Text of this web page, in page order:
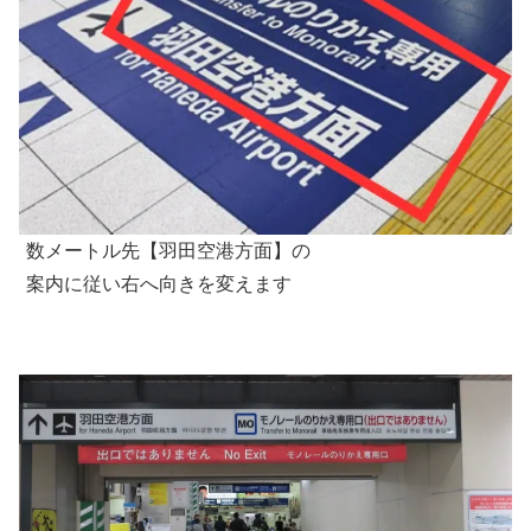
数メートル先【羽田空港方面】の
案内に従い右へ向きを変えます